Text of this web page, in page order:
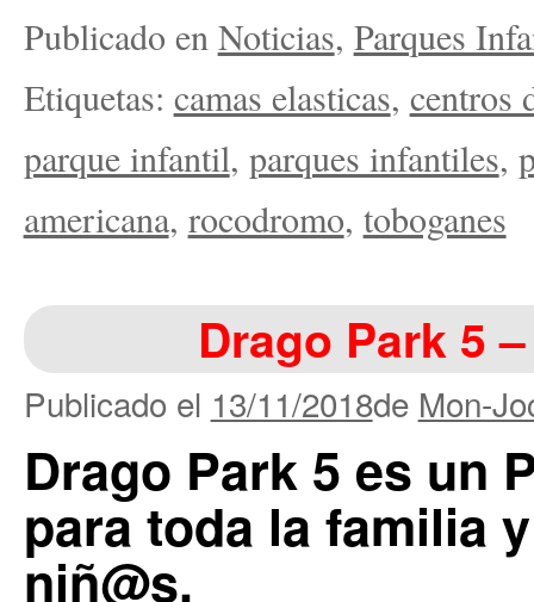
Publicado en Noticias, Parques
Etiquetas: camas elasticas, centros
parque infantil, parques infantiles,
americana, rocodromo, toboganes
Drago Park 5
Publicado el 13/11/2018de Mon-
Drago Park 5 es un
para toda la familia
niñ@s.